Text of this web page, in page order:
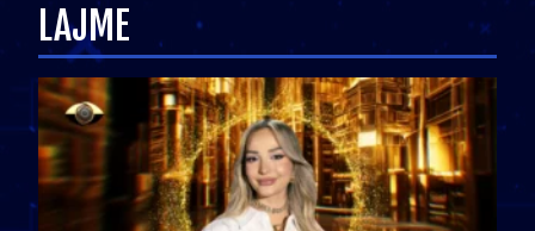
LAJME